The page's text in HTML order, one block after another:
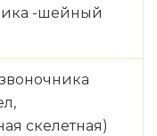
-шейный
скелетная)